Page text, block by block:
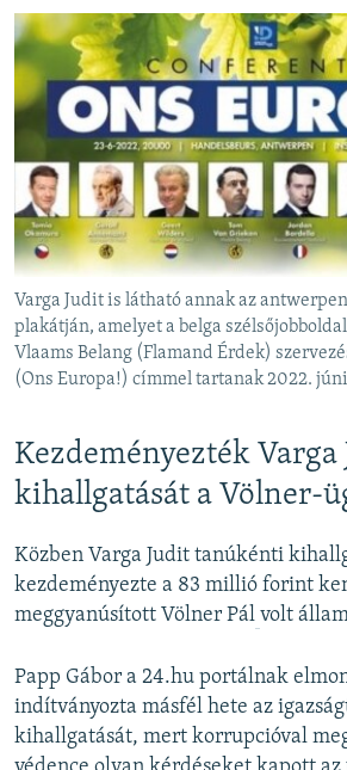
Varga Judit is látható annak az
plakátján, amelyet a belga
Vlaams Belang (Flamand Érdek)
(Ons Europa!) címmel tartanak 2022.
Kezdeményezték Varga
kihallgatását a Völner-
Közben Varga Judit tanúkénti
kezdeményezte a 83 millió forint
meggyanúsított Völner Pál volt
Papp Gábor a 24.hu portálnak
indítványozta másfél hete az
kihallgatását, mert korrupcióval